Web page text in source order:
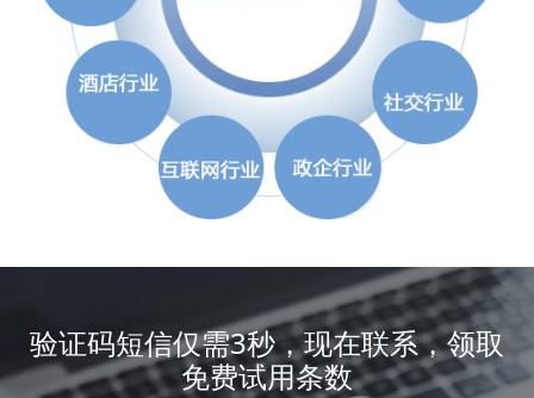
验证码短信仅需3秒，现在联系，领取
免费试用条数